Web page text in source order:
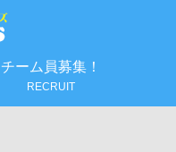
チーム員募集！
RECRUIT